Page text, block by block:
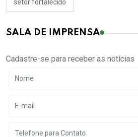
setor fortalecido
SALA DE IMPRENSA
Cadastre-se para receber as notícias